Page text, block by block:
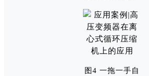
图4 一拖一手自